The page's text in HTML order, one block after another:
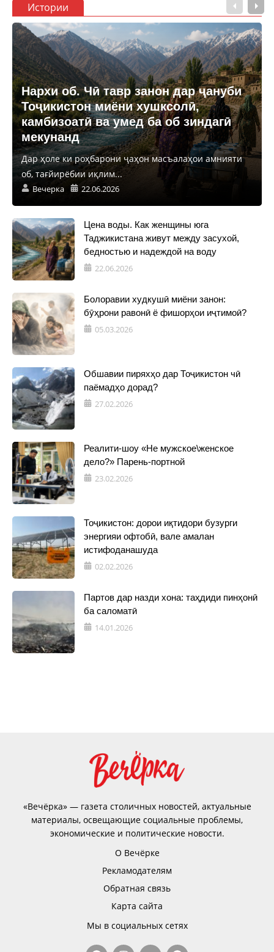
Истории
Нархи об. Чӣ тавр занон дар ҷануби
Тоҷикистон миёни хушксолӣ,
камбизоатӣ ва умед ба об зиндагӣ
мекунанд
Дар ҳоле ки роҳбарони ҷаҳон масъалаҳои амнияти
об, тағйирёбии иқлим...
Вечерка 22.06.2026
Цена воды. Как женщины юга
Таджикистана живут между засухой,
бедностью и надеждой на воду
22.06.2026
Болоравии худкушӣ миёни занон:
бӯҳрони равонӣ ё фишорҳои иҷтимоӣ?
05.03.2026
Обшавии пиряхҳо дар Тоҷикистон чӣ
паёмадҳо дорад?
27.02.2026
Реалити-шоу «Не мужское\женское
дело?» Парень-портной
23.02.2026
Тоҷикистон: дорои иқтидори бузурги
энергияи офтобӣ, вале амалан
истифоданашуда
02.02.2026
Партов дар назди хона: таҳдиди пинҳонӣ
ба саломатӣ
14.01.2026
«Вечёрка» — газета столичных новостей, актуальные
материалы, освещающие социальные проблемы,
экономические и политические новости.
О Вечёрке
Рекламодателям
Обратная связь
Карта сайта
Мы в социальных сетях